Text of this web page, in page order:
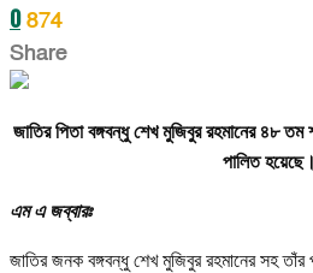
0 874
Share
জাতির পিতা বঙ্গবন্ধু শেখ মুজিবুর রহমানের ৪৮ তম
পালিত হয়েছে।
এম এ জব্বারঃ
জাতির জনক বঙ্গবন্ধু শেখ মুজিবুর রহমানের সহ